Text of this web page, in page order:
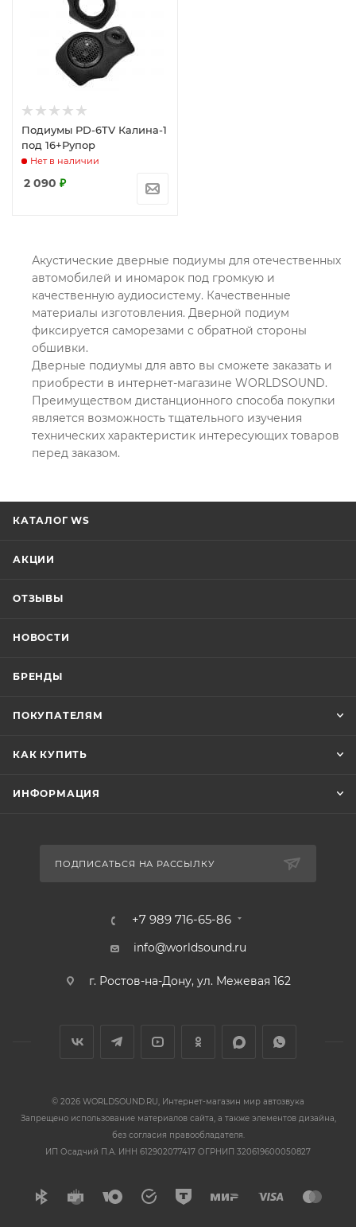
Подиумы PD-6TV Калина-1
под 16+Рупор
Нет в наличии
2 090 ₽
Акустические дверные подиумы для отечественных
автомобилей и иномарок под громкую и
качественную аудиосистему. Качественные
материалы изготовления. Дверной подиум
фиксируется саморезами с обратной стороны
обшивки.
Дверные подиумы для авто вы сможете заказать и
приобрести в интернет-магазине WORLDSOUND.
Преимуществом дистанционного способа покупки
является возможность тщательного изучения
технических характеристик интересующих товаров
перед заказом.
КАТАЛОГ WS
АКЦИИ
ОТЗЫВЫ
НОВОСТИ
БРЕНДЫ
ПОКУПАТЕЛЯМ
КАК КУПИТЬ
ИНФОРМАЦИЯ
ПОДПИСАТЬСЯ НА РАССЫЛКУ
+7 989 716-65-86
info@worldsound.ru
г. Ростов-на-Дону, ул. Межевая 162
© 2026 WORLDSOUND.RU, Интернет-магазин мир автозвука
Запрещено использование материалов сайта, а также элементов дизайна,
без согласия правообладателя.
ИП Осадчий П.А. ИНН 612902077417 ОГРНИП 320619600050827